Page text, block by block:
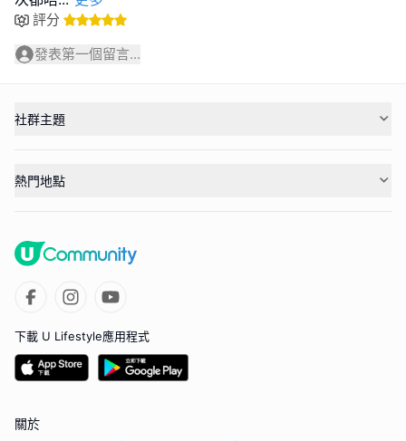
評分
發表第一個留言...
社群主題
熱門地點
下載 U Lifestyle應用程式
關於